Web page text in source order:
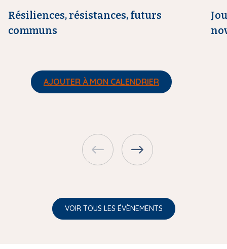
Résiliences, résistances, futurs
communs
AJOUTER À MON CALENDRIER
VOIR TOUS LES ÉVÈNEMENTS